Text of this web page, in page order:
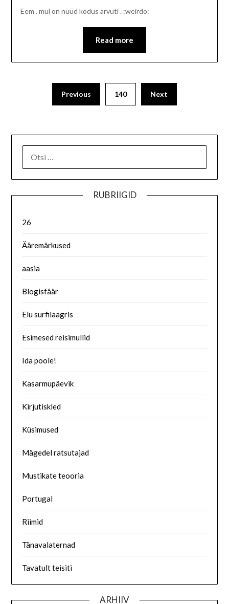
Eem . mul on nüüd kodus arvuti . :weirdo:
Read more
Previous 140 Next
RUBRIIGID
26
Ääremärkused
aasia
Blogisfäär
Elu surfilaagris
Esimesed reisimullid
Ida poole!
Kasarmupäevik
Kirjutiskled
Küsimused
Mägedel ratsutajad
Mustikate teooria
Portugal
Riimid
Tänavalaternad
Tavatult teisiti
ARHIIV